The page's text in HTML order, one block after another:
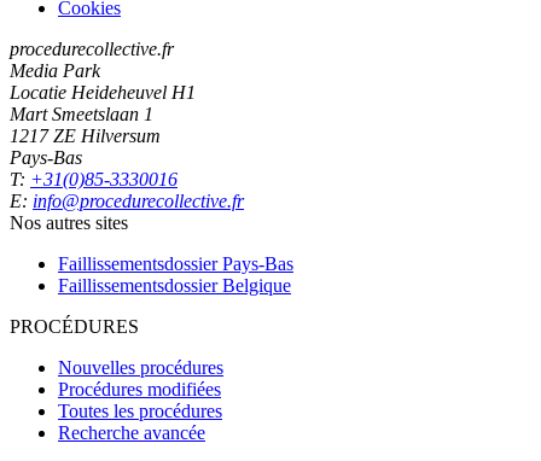
Cookies
procedurecollective.fr
Media Park
Locatie Heideheuvel H1
Mart Smeetslaan 1
1217 ZE Hilversum
Pays-Bas
T: +31(0)85-3330016
E: info@procedurecollective.fr
Nos autres sites
Faillissementsdossier Pays-Bas
Faillissementsdossier Belgique
PROCÉDURES
Nouvelles procédures
Procédures modifiées
Toutes les procédures
Recherche avancée